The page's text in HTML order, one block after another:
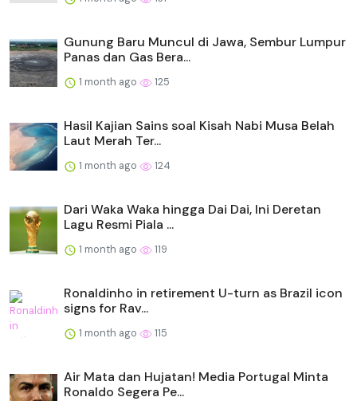
Gunung Baru Muncul di Jawa, Sembur Lumpur
Panas dan Gas Bera...
1 month ago 125
Hasil Kajian Sains soal Kisah Nabi Musa Belah
Laut Merah Ter...
1 month ago 124
Dari Waka Waka hingga Dai Dai, Ini Deretan
Lagu Resmi Piala ...
1 month ago 119
Ronaldinho in retirement U-turn as Brazil icon
signs for Rav...
1 month ago 115
Air Mata dan Hujatan! Media Portugal Minta
Ronaldo Segera Pe...